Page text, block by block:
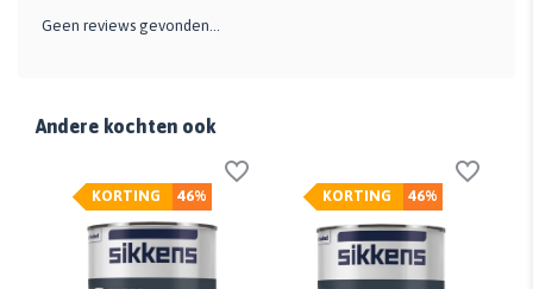
Geen reviews gevonden...
Andere kochten ook
46%
KORTING 46%
KORTING